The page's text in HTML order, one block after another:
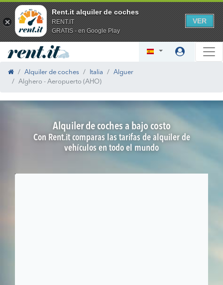
Rent.it alquiler de coches
RENT.IT
GRATIS - en Google Play
VER
Alquiler de coches Italia
Alguer
Alghero - Aeropuerto (AHO)
Alquiler de coches a bajo costo
Con Rent.it comparas las tarifas de alquiler de
vehículos en todo el mundo